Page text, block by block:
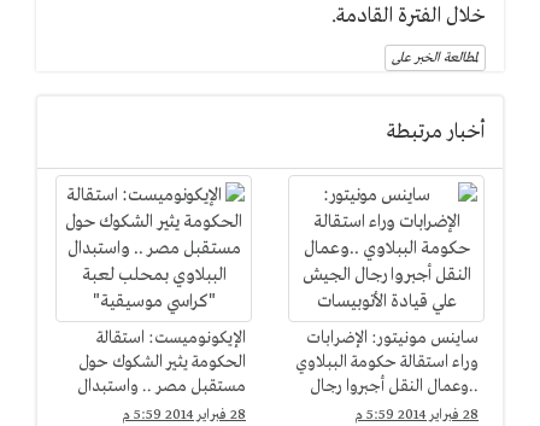
خلال الفترة القادمة.
لمطالعة الخبر على
أخبار مرتبطة
ساينس مونيتور: الإضرابات
وراء استقالة حكومة الببلاوي
..وعمال النقل أجبروا رجال
الجيش علي قيادة
28 فبراير 2014 5:59 م
الإيكونوميست: استقالة
الحكومة يثير الشكوك حول
مستقبل مصر .. واستبدال
الببلاوي بمحلب لعبة
28 فبراير 2014 5:59 م